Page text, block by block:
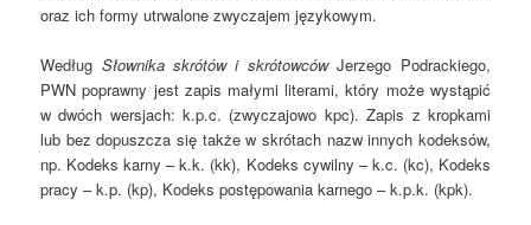
oraz ich formy utrwalone zwyczajem językowym.
Według Słownika skrótów i skrótowcówJerzego Podrackiego,
PWN poprawny jest zapis małymi literami, który może wystąpić
w dwóch wersjach: k.p.c. (zwyczajowo kpc). Zapis z kropkami
lub bez dopuszcza się także w skrótach nazw innych kodeksów,
np. Kodeks karny – k.k. (kk), Kodeks cywilny – k.c. (kc), Kodeks
pracy – k.p. (kp), Kodeks postępowania karnego – k.p.k. (kpk).